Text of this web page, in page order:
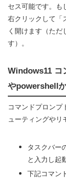
セス可能です。も
右クリックして「
く開けます（ただ
す）。
Windows11 コ
やpowershell
コマンドプロンプ
ューティングやリ
タスクバー
と入力し起
下記コマン